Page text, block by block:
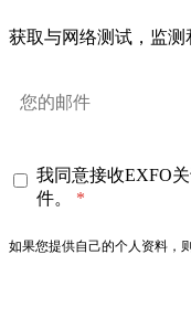
获取与网络测试，监测
我同意接收EXFO
件。
如果您提供自己的个人资料，